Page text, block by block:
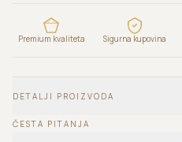
Premium kvaliteta Sigurna kupovina
DETALJI PROIZVODA
ČESTA PITANJA